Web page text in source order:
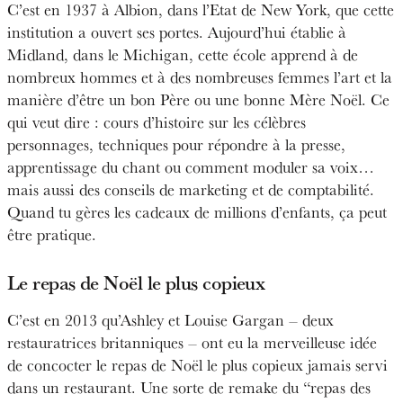
C’est en 1937 à Albion, dans l’Etat de New York, que cette
institution a ouvert ses portes. Aujourd’hui établie à
Midland, dans le Michigan, cette école apprend à de
nombreux hommes et à des nombreuses femmes l’art et la
manière d’être un bon Père ou une bonne Mère Noël. Ce
qui veut dire : cours d’histoire sur les célèbres
personnages, techniques pour répondre à la presse,
apprentissage du chant ou comment moduler sa voix…
mais aussi des conseils de marketing et de comptabilité.
Quand tu gères les cadeaux de millions d’enfants, ça peut
être pratique.
Le repas de Noël le plus copieux
C’est en 2013 qu’Ashley et Louise Gargan – deux
restauratrices britanniques – ont eu la merveilleuse idée
de concocter le repas de Noël le plus copieux jamais servi
dans un restaurant. Une sorte de remake du “repas des